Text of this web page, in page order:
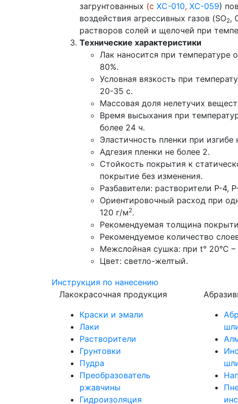
загрунтованных (с ХС-010, ХС-059)
воздействия агрессивных газов (SO2,
растворов солей и щелочей при
Технические характеристики
Лак наносится при температуре
80%.
Условная вязкость при
20-35 с.
Массовая доля нелетучих
Время высыхания при
более 24 ч.
Эластичность пленки при изгибе
Адгезия пленки не более 2.
Стойкость покрытия к
покрытие без изменения.
Разбавители: растворители Р-4,
Ориентировочный расход при
120 г/м2.
Рекомендуемая толщина
Рекомендуемое количество
Межслойная сушка: при t° 20°С –
Цвет: светло-желтый.
Инструкция по нанeсению
Лакокрасочная продукция
Краски и эмали
Лаки
Растворители
Грунтовки
Пудра
Преобразователь
ржавчины
Гидроизоляция